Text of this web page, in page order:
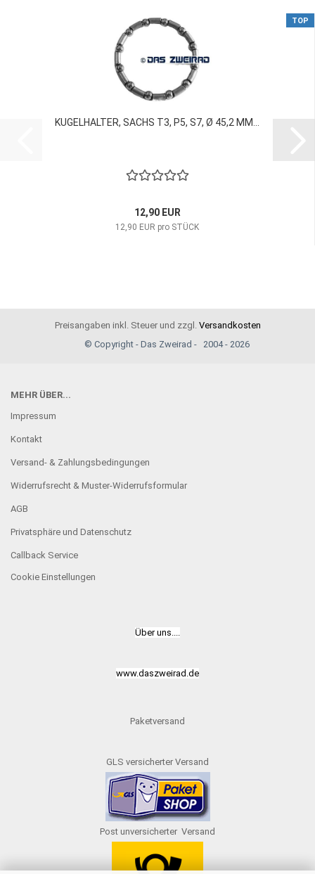
TOP
KUGELHALTER, SACHS T3, P5, S7, Ø 45,2 MM...
12,90 EUR
12,90 EUR pro STÜCK
Preisangaben inkl. Steuer und zzgl. Versandkosten
© Copyright - Das Zweirad - 2004 - 2026
MEHR ÜBER...
Impressum
Kontakt
Versand- & Zahlungsbedingungen
Widerrufsrecht & Muster-Widerrufsformular
AGB
Privatsphäre und Datenschutz
Callback Service
Cookie Einstellungen
Über uns....
www.daszweirad.de
Paketversand
GLS versicherter Versand
Post unversicherter Versand